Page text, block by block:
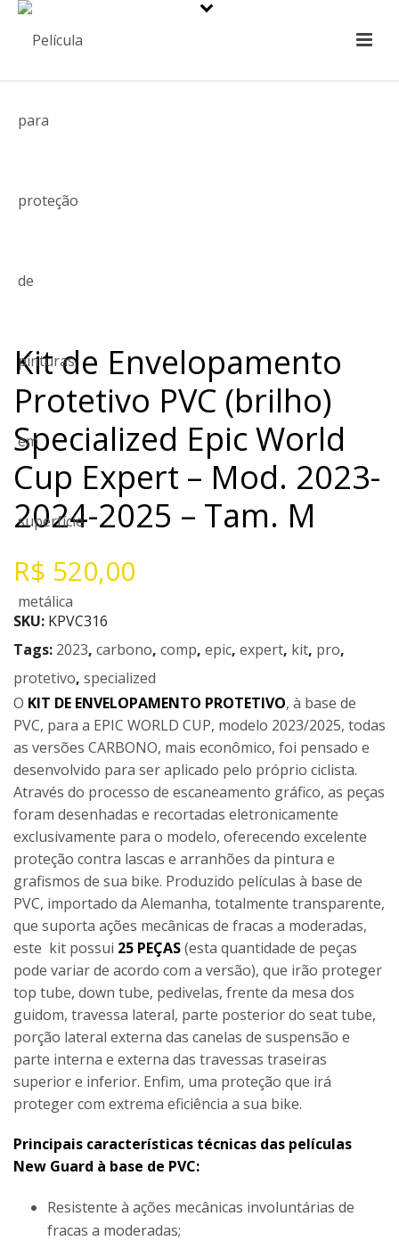
Kit de Envelopamento
Protetivo PVC (brilho)
Specialized Epic World
Cup Expert – Mod. 2023-
2024-2025 – Tam. M
R$ 520,00
SKU: KPVC316
Tags: 2023, carbono, comp, epic, expert, kit, pro,
protetivo, specialized
O KIT DE ENVELOPAMENTO PROTETIVO, à base de
PVC, para a EPIC WORLD CUP, modelo 2023/2025, todas
as versões CARBONO, mais econômico, foi pensado e
desenvolvido para ser aplicado pelo próprio ciclista.
Através do processo de escaneamento gráfico, as peças
foram desenhadas e recortadas eletronicamente
exclusivamente para o modelo, oferecendo excelente
proteção contra lascas e arranhões da pintura e
grafismos de sua bike. Produzido películas à base de
PVC, importado da Alemanha, totalmente transparente,
que suporta ações mecânicas de fracas a moderadas,
este kit possui 25 PEÇAS(esta quantidade de peças
pode variar de acordo com a versão), que irão proteger
top tube, down tube, pedivelas, frente da mesa dos
guidom, travessa lateral, parte posterior do seat tube,
porção lateral externa das canelas de suspensão e
parte interna e externa das travessas traseiras
superior e inferior. Enfim, uma proteção que irá
proteger com extrema eficiência a sua bike.
Principais características técnicas das películas
New Guard à base de PVC:
Resistente à ações mecânicas involuntárias de
fracas a moderadas;